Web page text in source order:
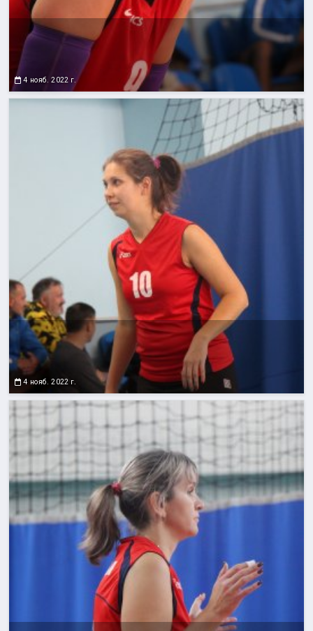
4 нояб. 2022 г.
4 нояб. 2022 г.